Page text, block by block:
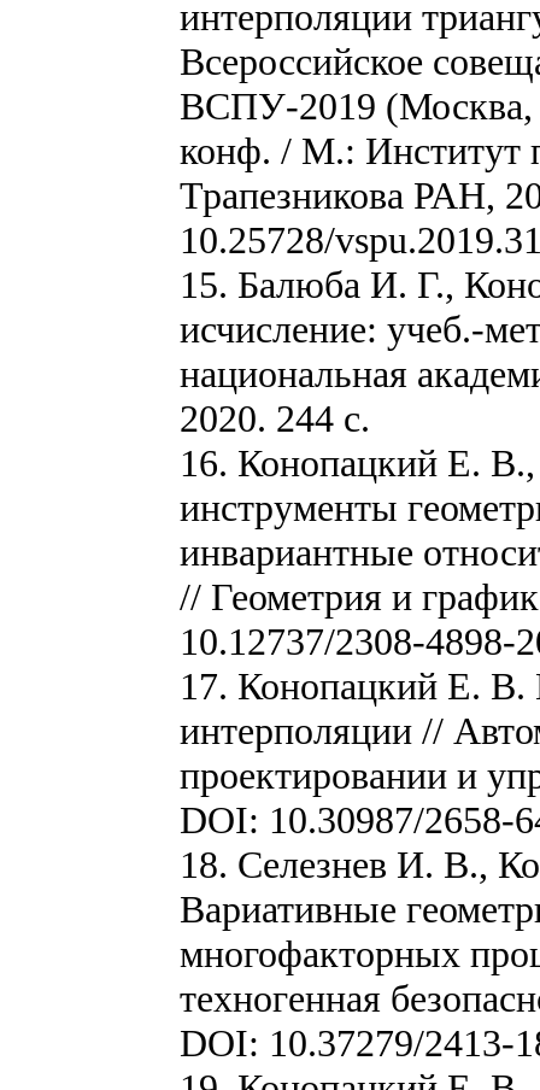
интерполяции
Всероссийское
ВСПУ-2019 (Москва,
конф. / М.: Институт
Трапезникова РАН,
10.25728/
15. Балюба И. Г.,
исчисление: учеб.-
национальная
2020. 244 с.
16. Конопацкий Е.
инструменты
инвариантные
// Геометрия и
10.12737/2308-4898-
17. Конопацкий Е. В.
интерполяции //
проектировании и
DOI: 10.30987/2658-
18. Селезнев И. В.,
Вариативные
многофакторных
техногенная
DOI: 10.37279/2413-